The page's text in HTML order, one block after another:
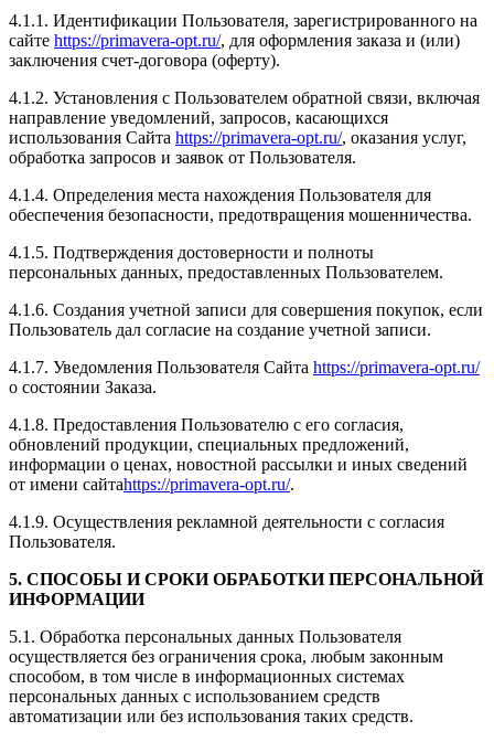
4.1.1. Идентификации Пользователя, зарегистрированного на
сайте https://primavera-opt.ru/, для оформления заказа и (или)
заключения счет-договора (оферту).
4.1.2. Установления с Пользователем обратной связи, включая
направление уведомлений, запросов, касающихся
использования Сайта https://primavera-opt.ru/, оказания услуг,
обработка запросов и заявок от Пользователя.
4.1.4. Определения места нахождения Пользователя для
обеспечения безопасности, предотвращения мошенничества.
4.1.5. Подтверждения достоверности и полноты
персональных данных, предоставленных Пользователем.
4.1.6. Создания учетной записи для совершения покупок, если
Пользователь дал согласие на создание учетной записи.
4.1.7. Уведомления Пользователя Сайта https://primavera-opt.ru/
о состоянии Заказа.
4.1.8. Предоставления Пользователю с его согласия,
обновлений продукции, специальных предложений,
информации о ценах, новостной рассылки и иных сведений
от имени сайтаhttps://primavera-opt.ru/.
4.1.9. Осуществления рекламной деятельности с согласия
Пользователя.
5. СПОСОБЫ И СРОКИ ОБРАБОТКИ ПЕРСОНАЛЬНОЙ
ИНФОРМАЦИИ
5.1. Обработка персональных данных Пользователя
осуществляется без ограничения срока, любым законным
способом, в том числе в информационных системах
персональных данных с использованием средств
автоматизации или без использования таких средств.